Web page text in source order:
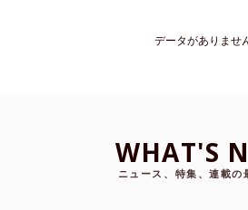
データがありませ
WHAT'S
ニュース、特集、連載の